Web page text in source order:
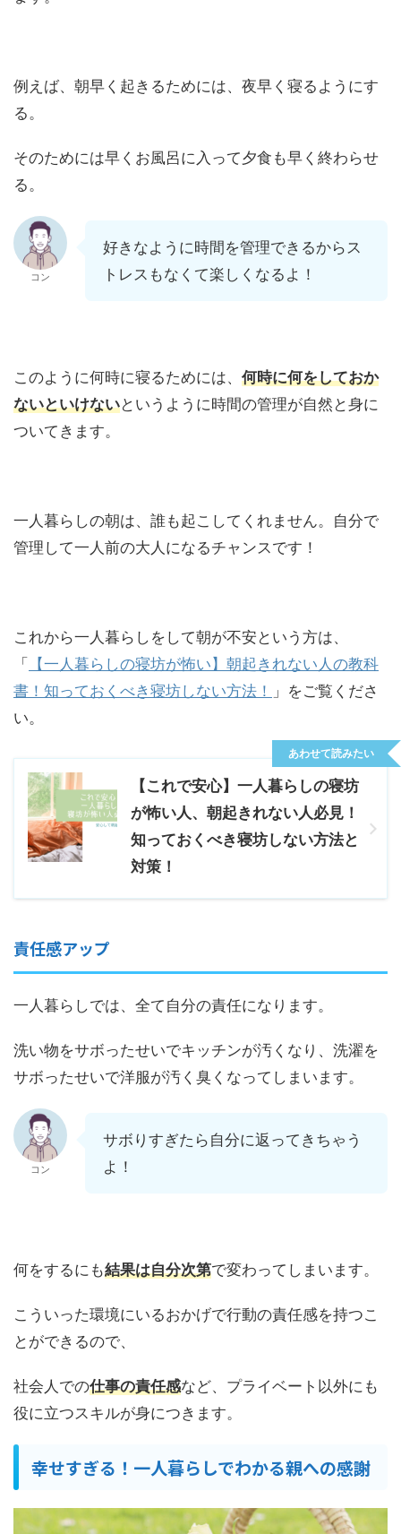
例えば、朝早く起きるためには、夜早く寝るようにす
る。
そのためには早くお風呂に入って夕食も早く終わらせ
る。
コン
好きなように時間を管理できるからス
トレスもなくて楽しくなるよ！
このように何時に寝るためには、 何時に何をしておか
ないといけないというように時間の管理が自然と身に
ついてきます。
一人暮らしの朝は、誰も起こしてくれません。自分で
管理して一人前の大人になるチャンスです！
これから一人暮らしをして朝が不安という方は、
「
【一人暮らしの寝坊が怖い】朝起きれない人の教科
書！知っておくべき寝坊しない方法！
」をご覧くださ
い。
【これで安心】一人暮らしの寝坊
が怖い人、朝起きれない人必見！
知っておくべき寝坊しない方法と
対策！
あわせて読みたい
責任感アップ
一人暮らしでは、全て自分の責任になります。
洗い物をサボったせいでキッチンが汚くなり、洗濯を
サボったせいで洋服が汚く臭くなってしまいます。
コン
サボりすぎたら自分に返ってきちゃう
よ！
何をするにも結果は自分次第で変わってしまいます。
こういった環境にいるおかげで行動の責任感を持つこ
とができるので、
社会人での仕事の責任感など、プライベート以外にも
役に立つスキルが身につきます。
幸せすぎる！一人暮らしでわかる親への感謝